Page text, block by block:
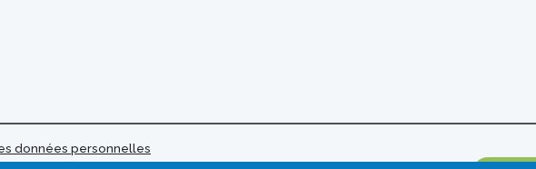
données personnelles